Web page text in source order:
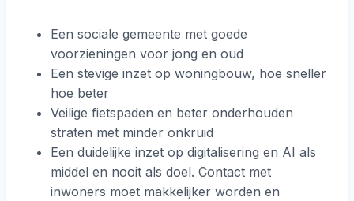
Een sociale gemeente met goede
voorzieningen voor jong en oud
Een stevige inzet op woningbouw, hoe sneller
hoe beter
Veilige fietspaden en beter onderhouden
straten met minder onkruid
Een duidelijke inzet op digitalisering en AI als
middel en nooit als doel. Contact met
inwoners moet makkelijker worden en